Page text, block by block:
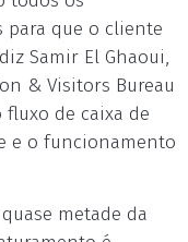
para que o cliente
Samir El Ghaoui,
& Visitors Bureau
fluxo de caixa de
e o funcionamento
metade da